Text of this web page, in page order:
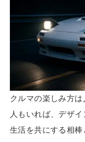
クルマの楽しみ方
人もいれば、デザ
生活を共にする相